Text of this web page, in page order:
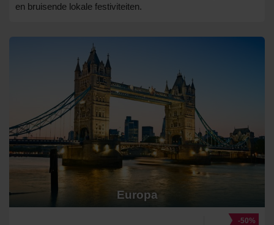
en bruisende lokale festiviteiten.
Europa
-50%